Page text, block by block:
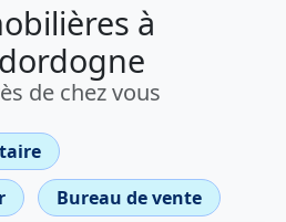
à
de chez vous
Bureau de vente